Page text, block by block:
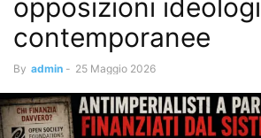
opposizioni
contemporanee
By admin - 25 Maggio 2026